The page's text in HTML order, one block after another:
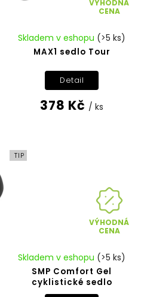
VÝHODNÁ
CENA
MAX1 sedlo Tour
Skladem v eshopu (>5 ks)
378 Kč / ks
Detail
TIP
VÝHODNÁ
CENA
SMP Comfort Gel
cyklistické sedlo
Skladem v eshopu (>5 ks)